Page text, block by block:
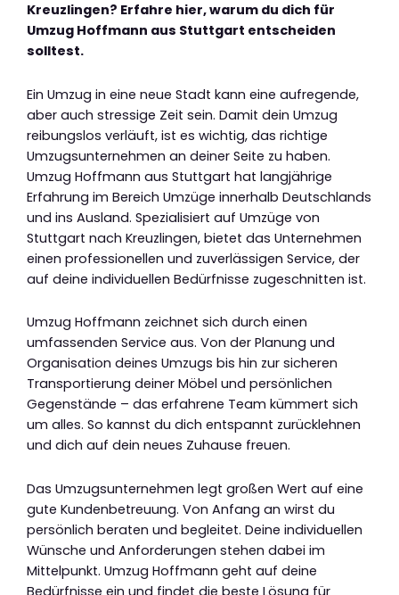
Kreuzlingen? Erfahre hier, warum du dich für
Umzug Hoffmann aus Stuttgart entscheiden
solltest.
Ein Umzug in eine neue Stadt kann eine aufregende,
aber auch stressige Zeit sein. Damit dein Umzug
reibungslos verläuft, ist es wichtig, das richtige
Umzugsunternehmen an deiner Seite zu haben.
Umzug Hoffmann aus Stuttgart hat langjährige
Erfahrung im Bereich Umzüge innerhalb Deutschlands
und ins Ausland. Spezialisiert auf Umzüge von
Stuttgart nach Kreuzlingen, bietet das Unternehmen
einen professionellen und zuverlässigen Service, der
auf deine individuellen Bedürfnisse zugeschnitten ist.
Umzug Hoffmann zeichnet sich durch einen
umfassenden Service aus. Von der Planung und
Organisation deines Umzugs bis hin zur sicheren
Transportierung deiner Möbel und persönlichen
Gegenstände – das erfahrene Team kümmert sich
um alles. So kannst du dich entspannt zurücklehnen
und dich auf dein neues Zuhause freuen.
Das Umzugsunternehmen legt großen Wert auf eine
gute Kundenbetreuung. Von Anfang an wirst du
persönlich beraten und begleitet. Deine individuellen
Wünsche und Anforderungen stehen dabei im
Mittelpunkt. Umzug Hoffmann geht auf deine
Bedürfnisse ein und findet die beste Lösung für